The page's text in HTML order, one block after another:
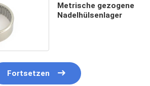
Metrische gezogene
Nadelhülsenlager
Fortsetzen